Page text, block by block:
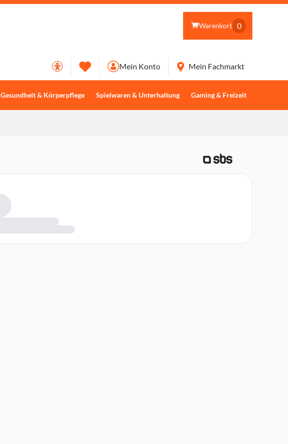
Warenkorb 0
Gesundheit & Körperpflege Spielwaren & Unterhaltung Gaming & Freizeit
Mein Konto Mein Fachmarkt